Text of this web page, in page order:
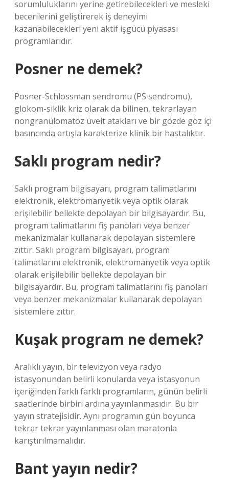
sorumluluklarını yerine getirebilecekleri ve mesleki
becerilerini geliştirerek iş deneyimi
kazanabilecekleri yeni aktif işgücü piyasası
programlarıdır.
Posner ne demek?
Posner-Schlossman sendromu (PS sendromu),
glokom-siklik kriz olarak da bilinen, tekrarlayan
nongranülomatöz üveit atakları ve bir gözde göz içi
basıncında artışla karakterize klinik bir hastalıktır.
Saklı program nedir?
Saklı program bilgisayarı, program talimatlarını
elektronik, elektromanyetik veya optik olarak
erişilebilir bellekte depolayan bir bilgisayardır. Bu,
program talimatlarını fiş panoları veya benzer
mekanizmalar kullanarak depolayan sistemlere
zıttır. Saklı program bilgisayarı, program
talimatlarını elektronik, elektromanyetik veya optik
olarak erişilebilir bellekte depolayan bir
bilgisayardır. Bu, program talimatlarını fiş panoları
veya benzer mekanizmalar kullanarak depolayan
sistemlere zıttır.
Kuşak program ne demek?
Aralıklı yayın, bir televizyon veya radyo
istasyonundan belirli konularda veya istasyonun
içeriğinden farklı farklı programların, günün belirli
saatlerinde birbiri ardına yayınlanmasıdır. Bu bir
yayın stratejisidir. Aynı programın gün boyunca
tekrar tekrar yayınlanması olan maratonla
karıştırılmamalıdır.
Bant yayın nedir?